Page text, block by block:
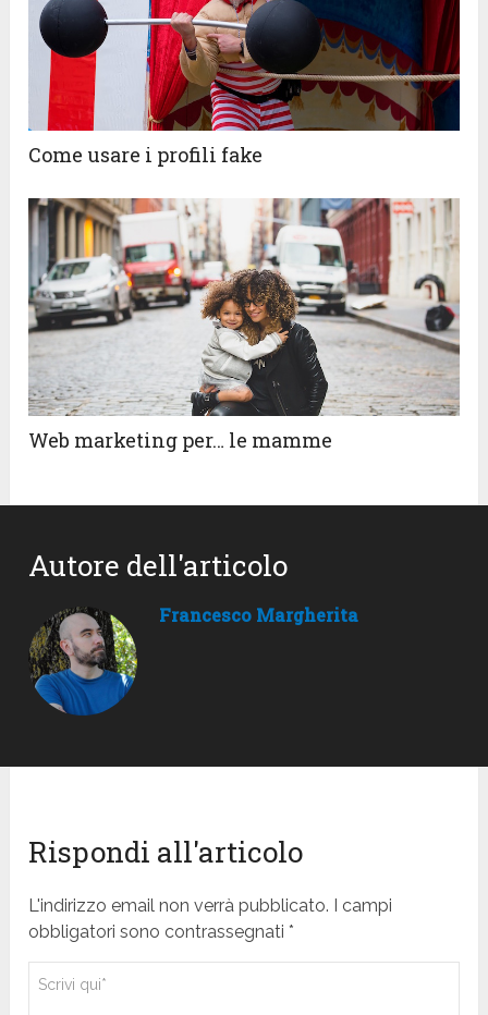
Come usare i profili fake
Web marketing per… le mamme
Autore dell'articolo
Francesco Margherita
Rispondi all'articolo
L'indirizzo email non verrà pubblicato. I campi
obbligatori sono contrassegnati *